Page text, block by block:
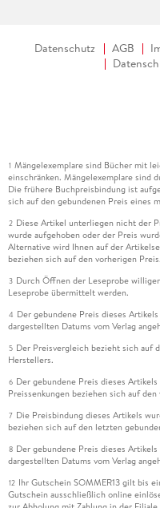
Datenschutz AGB
1 Mängelexemplare sind Bücher mit
einschränken. Mängelexemplare sind
Die frühere Buchpreisbindung ist
sich auf den gebundenen Preis eines
2 Diese Artikel unterliegen nicht der
wurde aufgehoben oder der Preis
Alternative wird Ihnen auf der
beziehen sich auf den vorherigen Preis.
3 Durch Öffnen der Leseprobe
Leseprobe übermittelt werden.
4 Der gebundene Preis dieses
dargestellten Datums vom Verlag
5 Der Preisvergleich bezieht sich auf
Herstellers.
6 Der gebundene Preis dieses
Preissenkungen beziehen sich auf
7 Die Preisbindung dieses Artikels
beziehen sich auf den letzten
8 Der gebundene Preis dieses
dargestellten Datums vom Verlag
12 Ihr Gutschein SOMMER13 gilt bis
Gutschein ausschließlich online